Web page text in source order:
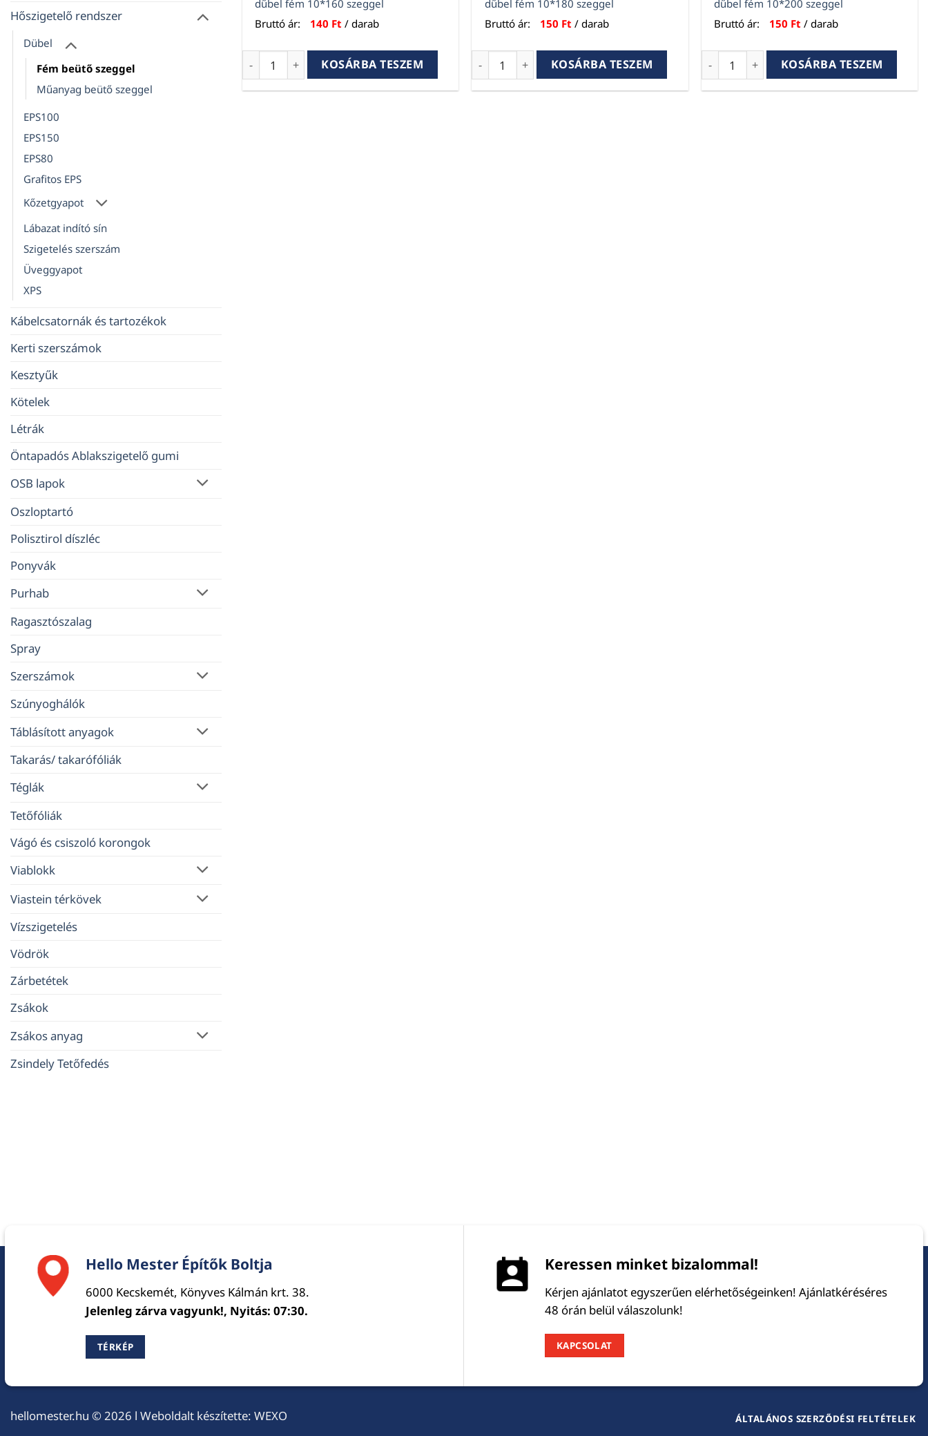
Hőszigetelő rendszer
Dübel
Fém beütő szeggel
Műanyag beütő szeggel
EPS100
EPS150
EPS80
Grafitos EPS
Kőzetgyapot
Lábazat indító sín
Szigetelés szerszám
Üveggyapot
XPS
Kábelcsatornák és tartozékok
Kerti szerszámok
Kesztyűk
Kötelek
Létrák
Öntapadós Ablakszigetelő gumi
OSB lapok
Oszloptartó
Polisztirol díszléc
Ponyvák
Purhab
Ragasztószalag
Spray
Szerszámok
Szúnyoghálók
Táblásított anyagok
Takarás/ takarófóliák
Téglák
Tetőfóliák
Vágó és csiszoló korongok
Viablokk
Viastein térkövek
Vízszigetelés
Vödrök
Zárbetétek
Zsákok
Zsákos anyag
Zsindely Tetőfedés
dűbel fém 10*160 szeggel
Bruttó ár:
140 Ft / darab
dűbel fém 10*160 szeggel mennyiség
KOSÁRBA TESZEM
dűbel fém 10*180 szeggel
Bruttó ár:
150 Ft / darab
dűbel fém 10*180 szeggel mennyiség
KOSÁRBA TESZEM
dűbel fém 10*200 szeggel
Bruttó ár:
150 Ft / darab
dűbel fém 10*200 szeggel mennyiség
KOSÁRBA TESZEM
Hello Mester Építők Boltja
6000 Kecskemét, Könyves Kálmán krt. 38.
Jelenleg zárva vagyunk!, Nyitás: 07:30.
TÉRKÉP
Keressen minket bizalommal!
Kérjen ajánlatot egyszerűen elérhetőségeinken! Ajánlatkéréséres
48 órán belül válaszolunk!
KAPCSOLAT
hellomester.hu © 2026 l Weboldalt készítette: WEXO ÁLTALÁNOS SZERZŐDÉSI FELTÉTELEK